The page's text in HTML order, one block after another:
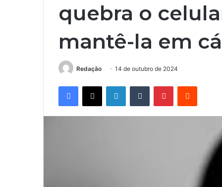
quebra o
mantê-la em
Redação 14 de outubro de 2024
Facebook
X LinkedinTumblr PinterestReddit